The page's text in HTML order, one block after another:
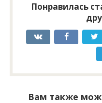
Понравилась
Вам также